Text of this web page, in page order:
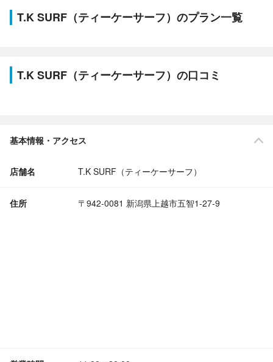
T.K SURF（ティーケーサーフ）のプラン一覧
T.K SURF（ティーケーサーフ）の口コミ
基本情報・アクセス
店舗名 T.K SURF（ティーケーサーフ）
住所 〒942-0081 新潟県上越市五智1-27-9